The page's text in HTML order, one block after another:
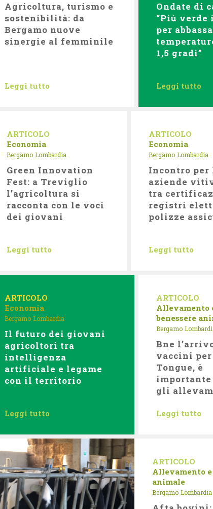
Agricoltura, turismo e
sostenibilità: da
Bergamo nuove
sinergie al femminile
Leggi tutto
Ondate di
“Più
per
1,5 gradi”
Leggi tutto
ARTICOLO
Economia
Bergamo Lombardia
Green Innovation
Fest: a Treviglio
l’agricoltura si
racconta con le voci
dei giovani
Leggi tutto
ARTICOLO
Economia
Bergamo Lombardia
Incontro per
aziende
tra
registri
polizze
Leggi tutto
ARTICOLO
Economia
Bergamo Lombardia
Il futuro dei giovani
agricoltori tra
intelligenza
artificiale e legame
con il territorio
Leggi tutto
ARTICOLO
Allevamento
benessere
Bergamo
Bne
vaccini
Tongue, è
gli
Leggi tutto
ARTICOLO
Allevamento e
animale
Bergamo Lombardia